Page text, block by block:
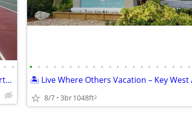
• •
🌊 Island Living Starts Here – Key West Apartments Available!
• • • • • • • • • • • • • • • • • • • • •
8/7 3br1048ft2